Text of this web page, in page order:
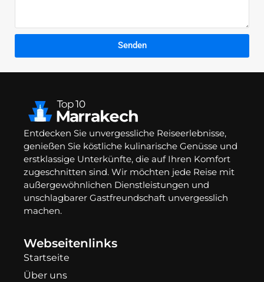
Senden
Entdecken Sie unvergessliche Reiseerlebnisse,
genießen Sie köstliche kulinarische Genüsse und
erstklassige Unterkünfte, die auf Ihren Komfort
zugeschnitten sind. Wir möchten jede Reise mit
außergewöhnlichen Dienstleistungen und
unschlagbarer Gastfreundschaft unvergesslich
machen.
Webseitenlinks
Startseite
Über uns